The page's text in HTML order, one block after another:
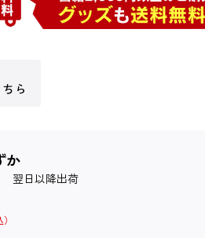
ら
か
翌日以降出荷